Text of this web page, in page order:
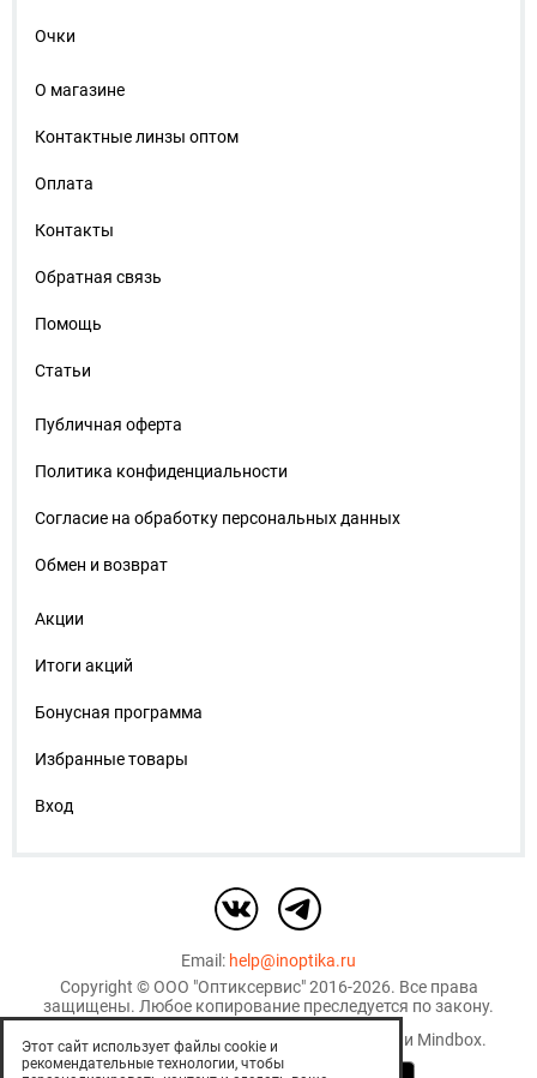
Очки
О магазине
Контактные линзы оптом
Оплата
Контакты
Обратная связь
Помощь
Статьи
Публичная оферта
Политика конфиденциальности
Согласие на обработку персональных данных
Обмен и возврат
Акции
Итоги акций
Бонусная программа
Избранные товары
Вход
Email: help@inoptika.ru
Copyright ©ООО "Оптиксервис"2016-2026. Все права
защищены. Любое копирование преследуется по закону.
Используются рекомендательные технологии Mindbox.
Этот сайт использует файлы cookie и
рекомендательные технологии, чтобы